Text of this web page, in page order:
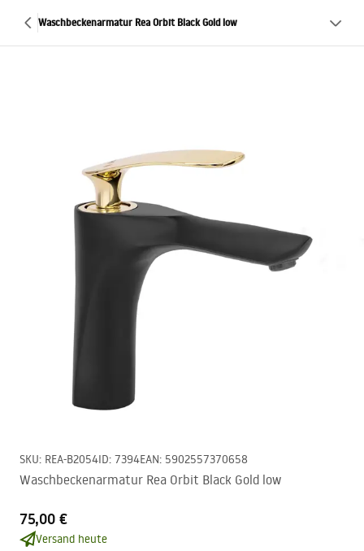
Waschbeckenarmatur Rea Orbit Black Gold low
SKU: REA-B2054ID: 7394EAN: 5902557370658
Waschbeckenarmatur Rea Orbit Black Gold low
75,00 €
Versand heute